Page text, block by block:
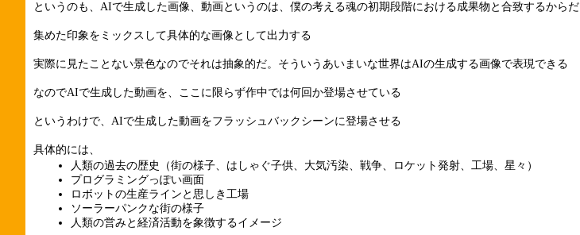
というのも、AIで生成した画像、動画というのは、僕の考える魂の初期段階における成果物と合致するからだ
集めた印象をミックスして具体的な画像として出力する
実際に見たことない景色なのでそれは抽象的だ。そういうあいまいな世界はAIの生成する画像で表現できる
なのでAIで生成した動画を、ここに限らず作中では何回か登場させている
というわけで、AIで生成した動画をフラッシュバックシーンに登場させる
具体的には、
人類の過去の歴史（街の様子、はしゃぐ子供、大気汚染、戦争、ロケット発射、工場、星々）
プログラミングっぽい画面
ロボットの生産ラインと思しき工場
ソーラーパンクな街の様子
人類の営みと経済活動を象徴するイメージ